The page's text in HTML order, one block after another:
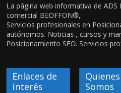
La página web informativa de
comercial BEOFFON®,
Servicios profesionales en
autónomos. Noticias , cursos y
Posicionamiento SEO. Servicios
Enlaces de
interés
Quienes
Somos